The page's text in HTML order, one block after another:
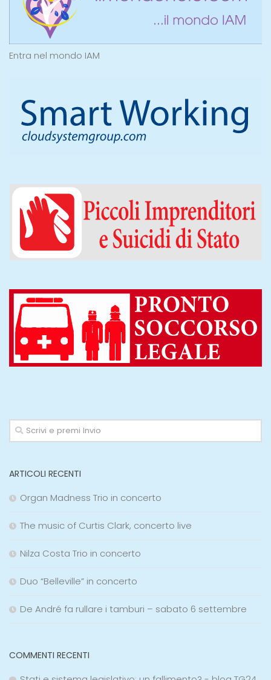
Entra nel mondo IAM
ARTICOLI RECENTI
Organ Madness Trio in concerto
The music of Curtis Clark, concerto live
Nilza Costa Trio in concerto
Duo “Belleville” in concerto
De André fa rullare i tamburi – sabato 6 settembre
COMMENTI RECENTI